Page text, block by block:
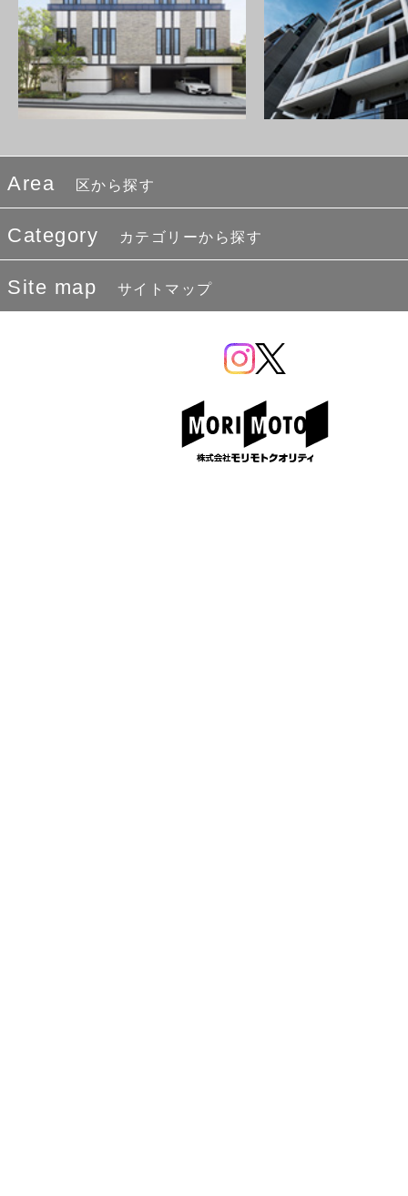
Area 区から探す
Category カテゴリーから探す
Site map サイトマップ